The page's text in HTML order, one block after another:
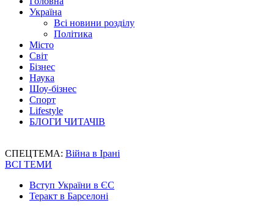
Україна
Всі новини розділу
Політика
Місто
Світ
Бізнес
Наука
Шоу-бізнес
Спорт
Lifestyle
БЛОГИ ЧИТАЧІВ
СПЕЦТЕМА: Війна в Ірані
ВСІ ТЕМИ
Вступ України в ЄС
Теракт в Барселоні